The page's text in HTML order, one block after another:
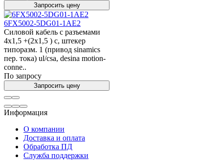
Запросить цену
6FX5002-5DG01-1AE2
Силовой кабель с разъемами
4x1,5 +(2x1,5 ) c, штекер
типоразм. 1 (привод sinamics
пер. тока) ul/csa, desina motion-
conne..
По запросу
Запросить цену
Информация
О компании
Доставка и оплата
Обработка ПД
Служба поддержки